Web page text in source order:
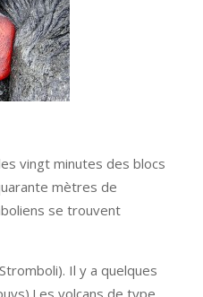
vingt minutes des blocs
mètres de
se trouvent
Il y a quelques
volcans de type